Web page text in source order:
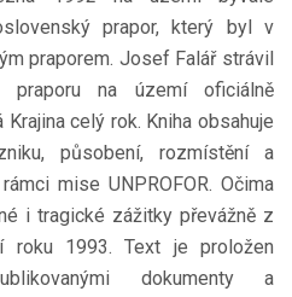
prapor, který byl v
praporem. Josef Falář strávil
praporu na území oficiálně
celý rok. Kniha obsahuje
působení, rozmístění a
mise UNPROFOR. Očima
i tragické zážitky převážně z
1993. Text je proložen
dokumenty a